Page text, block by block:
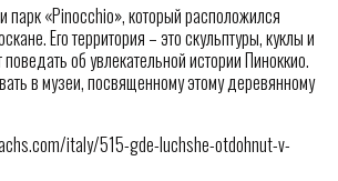
парк «Pinocchio», который расположился
Его территория – это скульптуры, куклы и
об увлекательной истории Пиноккио.
в музеи, посвященному этому деревянному
italy/515-gde-luchshe-otdohnut-v-